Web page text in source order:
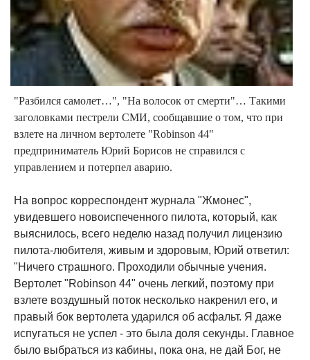
"Разбился самолет…", "На волосок от смерти"… Такими
заголовками пестрели СМИ, сообщавшие о том, что при
взлете на личном вертолете "Robinson 44"
предприниматель Юрий Борисов не справился с
управлением и потерпел аварию.
На вопрос корреспондент журнала "Жмонес",
увидевшего новоиспеченного пилота, который, как
выяснилось, всего неделю назад получил лицензию
пилота-любителя, живым и здоровым, Юрий ответил:
"Ничего страшного. Проходили обычные учения.
Вертолет "Robinson 44" очень легкий, поэтому при
взлете воздушный поток несколько накренил его, и
правый бок вертолета ударился об асфальт. Я даже
испугаться не успел - это была доля секунды. Главное
было выбраться из кабины, пока она, не дай Бог, не